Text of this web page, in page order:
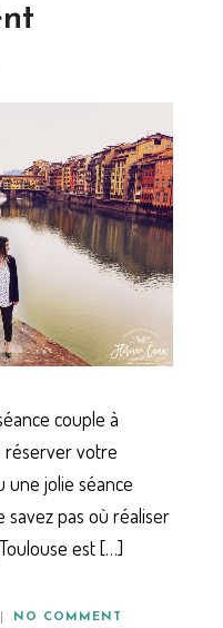
couple à
réserver votre
une jolie séance
savez pas où réaliser
est […]
NO COMMENT